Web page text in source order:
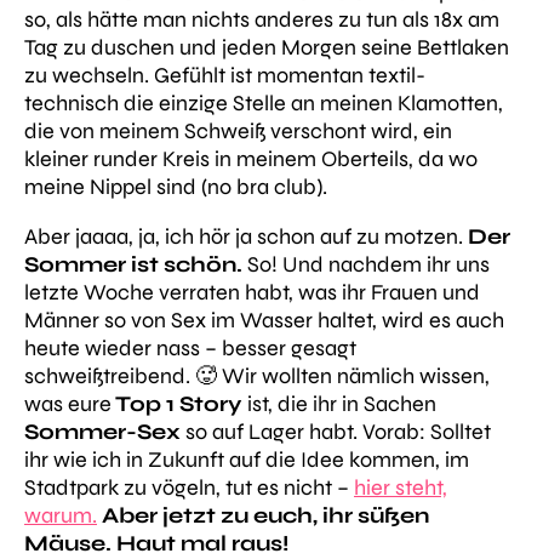
so, als hätte man nichts anderes zu tun als 18x am
Tag zu duschen und jeden Morgen seine Bettlaken
zu wechseln. Gefühlt ist momentan textil-
technisch die einzige Stelle an meinen Klamotten,
die von meinem Schweiß verschont wird, ein
kleiner runder Kreis in meinem Oberteils, da wo
meine Nippel sind (no bra club).
Aber jaaaa, ja, ich hör ja schon auf zu motzen. Der
Sommer ist schön. So! Und nachdem ihr uns
letzte Woche verraten habt, was ihr Frauen und
Männer so von Sex im Wasser haltet, wird es auch
heute wieder nass – besser gesagt
schweißtreibend. 🥵 Wir wollten nämlich wissen,
was eureTop 1 Story ist, die ihr in Sachen
Sommer-Sexso auf Lager habt. Vorab: Solltet
ihr wie ich in Zukunft auf die Idee kommen, im
Stadtpark zu vögeln, tut es nicht – hier steht,
warum. Aber jetzt zu euch, ihr süßen
Mäuse. Haut mal raus!